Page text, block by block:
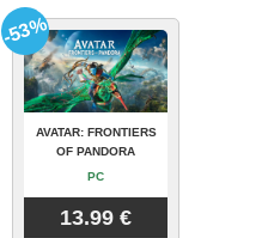
AVATAR: FRONTIERS
OF PANDORA
PC
13.99 €
-53%